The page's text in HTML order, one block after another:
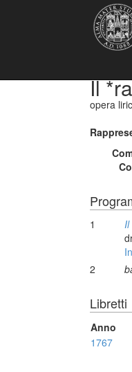
Il
opera
1
Il
2
Libretti
Anno
1767